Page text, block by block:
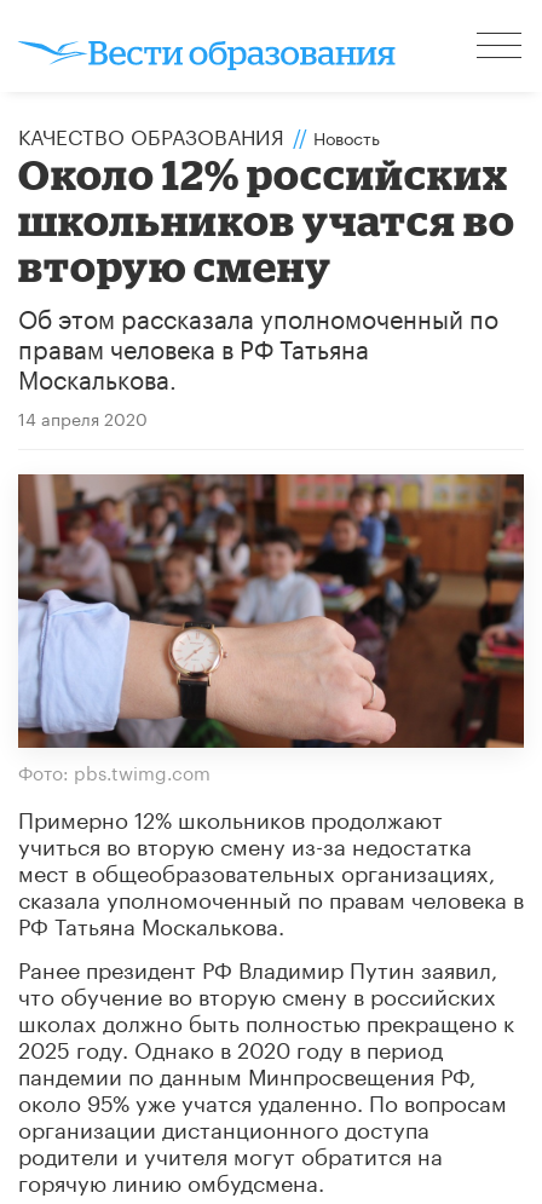
КАЧЕСТВО ОБРАЗОВАНИЯ // Новость
Около 12% российских
школьников учатся во
вторую смену
Об этом рассказала уполномоченный по
правам человека в РФ Татьяна
Москалькова.
14 апреля 2020
Фото: pbs.twimg.com
Примерно 12% школьников продолжают
учиться во вторую смену из-за недостатка
мест в общеобразовательных организациях,
сказала уполномоченный по правам человека в
РФ Татьяна Москалькова.
Ранее президент РФ Владимир Путин заявил,
что обучение во вторую смену в российских
школах должно быть полностью прекращено к
2025 году. Однако в 2020 году в период
пандемии по данным Минпросвещения РФ,
около 95% уже учатся удаленно. По вопросам
организации дистанционного доступа
родители и учителя могут обратится на
горячую линию омбудсмена.